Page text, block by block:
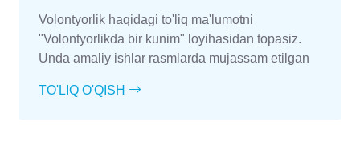
Volontyorlik haqidagi to'liq ma'lumotni
"Volontyorlikda bir kunim" loyihasidan topasiz.
Unda amaliy ishlar rasmlarda mujassam etilgan
TO'LIQ O'QISH